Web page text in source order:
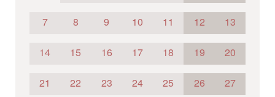
7 8 9 10 11 12 13
14 15 16 17 18 19 20
21 22 23 24 25 26 27